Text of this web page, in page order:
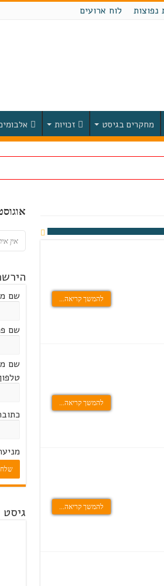
נפוצות לוח ארועים
מחקרים בגיסט זכויות
להמשך קריאה...
להמשך קריאה...
להמשך קריאה...
אוגוסט,
אין
שם
שם
שם
שלח
גיסט